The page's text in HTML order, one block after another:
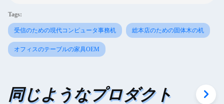
Tags:
受信のための現代コンピュータ事務机 総本店のための固体木の机
オフィスのテーブルの家具OEM
同じようなプロダクト